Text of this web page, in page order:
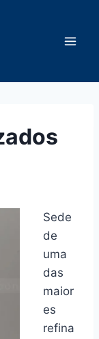
Sede
de
uma
das
maior
es
refina